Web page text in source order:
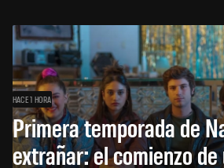
HACE 1 HORA
Primera temporada de
extrañar: el comienzo